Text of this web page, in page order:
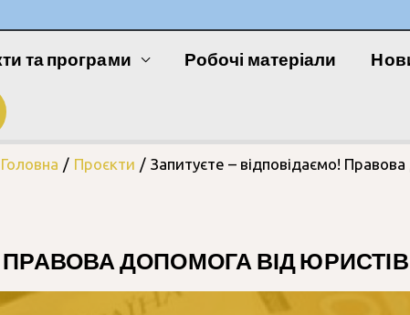
та програми Робочі матеріали
Головна Проєкти Запитуєте – відповідаємо!
ДОПОМОГА ВІД